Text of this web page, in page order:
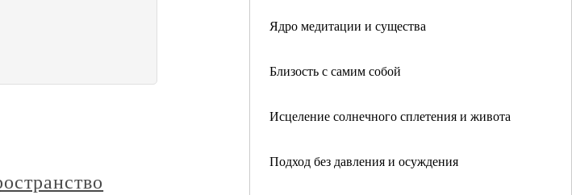
Ядро медитации и существа
Близость с самим собой
Исцеление солнечного сплетения и живота
Подход без давления и осуждения